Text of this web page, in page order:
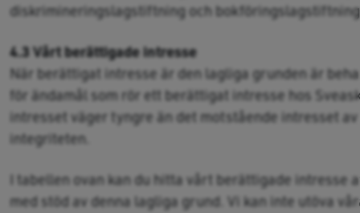
diskrimineringslagstiftning och
4.3 Vårt berättigade intresse
När berättigat intresse är den lagliga grunden är
för ändamål som rör ett berättigat intresse hos
intresset väger tyngre än det motstående intresset
integriteten.
I tabellen ovan kan du hitta vårt berättigade intresse
med stöd av denna lagliga grund. Vi kan inte utöva